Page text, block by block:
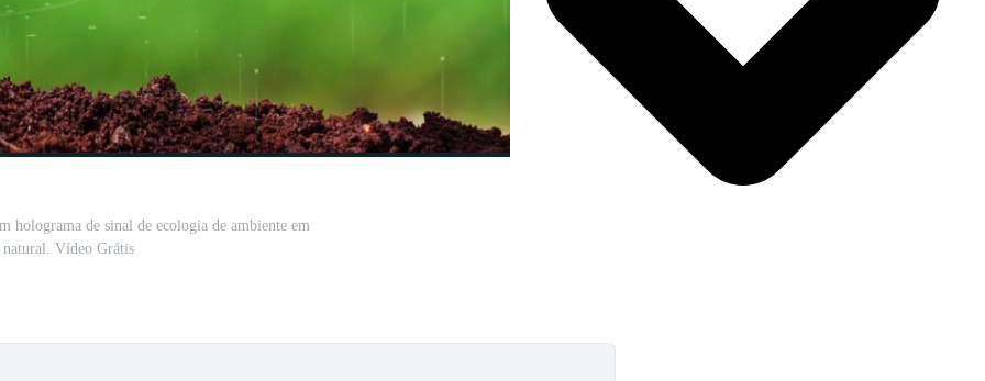
holograma de sinal de ecologia de ambiente em
natural. Vídeo Grátis